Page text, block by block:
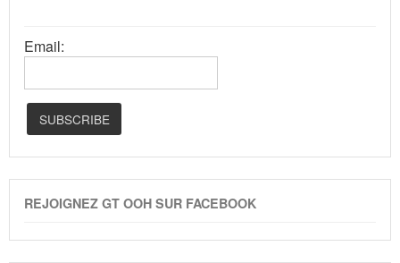
Email:
REJOIGNEZ GT OOH SUR FACEBOOK